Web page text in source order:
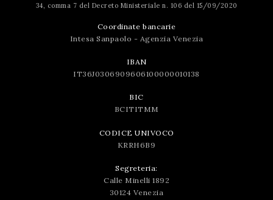
34, comma 7 del Decreto Ministeriale n. 106 del 15/09/2020
Coordinate bancarie
Intesa Sanpaolo - Agenzia Venezia
IBAN
IT36J0306909606100000010138
BIC
BCITITMM
CODICE UNIVOCO
KRRH6B9
Segreteria:
Calle Minelli 1892
30124 Venezia